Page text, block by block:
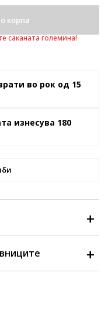
корпа
саканата големина!
во рок од 15
изнесува 180